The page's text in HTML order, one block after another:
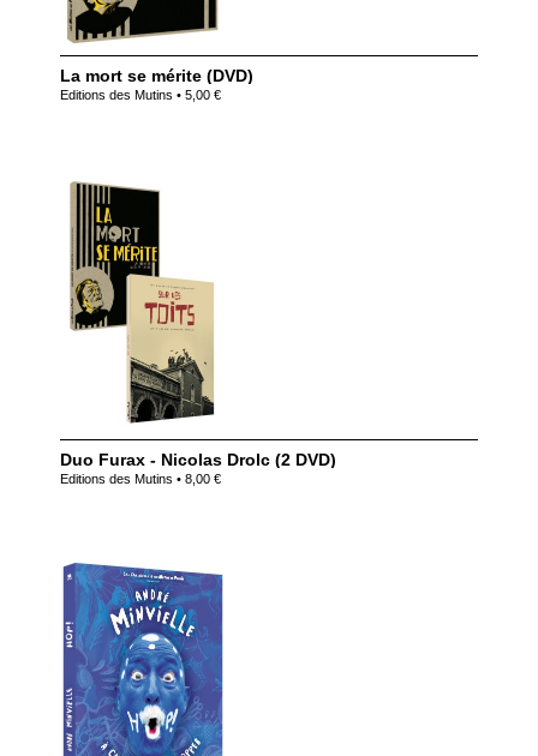
La mort se mérite (DVD)
Editions des Mutins • 5,00 €
Duo Furax - Nicolas Drolc (2 DVD)
Editions des Mutins • 8,00 €